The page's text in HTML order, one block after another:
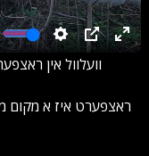
וועלוול אין
ראצפערט איז א מקום